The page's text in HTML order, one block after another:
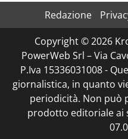
Redazione
Copyright © 2026
PowerWeb Srl – Via
P.Iva 15336031008 -
giornalistica, in quanto
periodicità. Non può
prodotto editoriale ai